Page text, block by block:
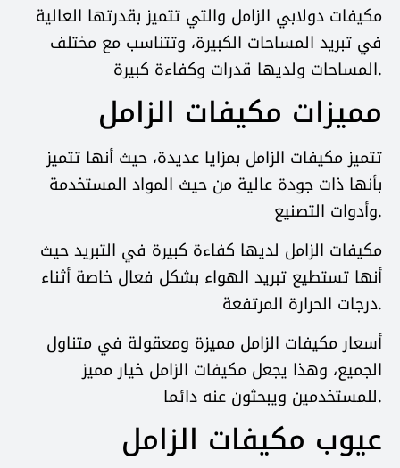
مكيفات دولابي الزامل والتي تتميز بقدرتها العالية
في تبريد المساحات الكبيرة، وتتناسب مع مختلف
المساحات ولديها قدرات وكفاءة كبيرة.
مميزات مكيفات الزامل
تتميز مكيفات الزامل بمزايا عديدة، حيث أنها تتميز
بأنها ذات جودة عالية من حيث المواد المستخدمة
وأدوات التصنيع.
مكيفات الزامل لديها كفاءة كبيرة في التبريد حيث
أنها تستطيع تبريد الهواء بشكل فعال خاصة أثناء
درجات الحرارة المرتفعة.
أسعار مكيفات الزامل مميزة ومعقولة في متناول
الجميع، وهذا يجعل مكيفات الزامل خيار مميز
للمستخدمين ويبحثون عنه دائما.
عيوب مكيفات الزامل